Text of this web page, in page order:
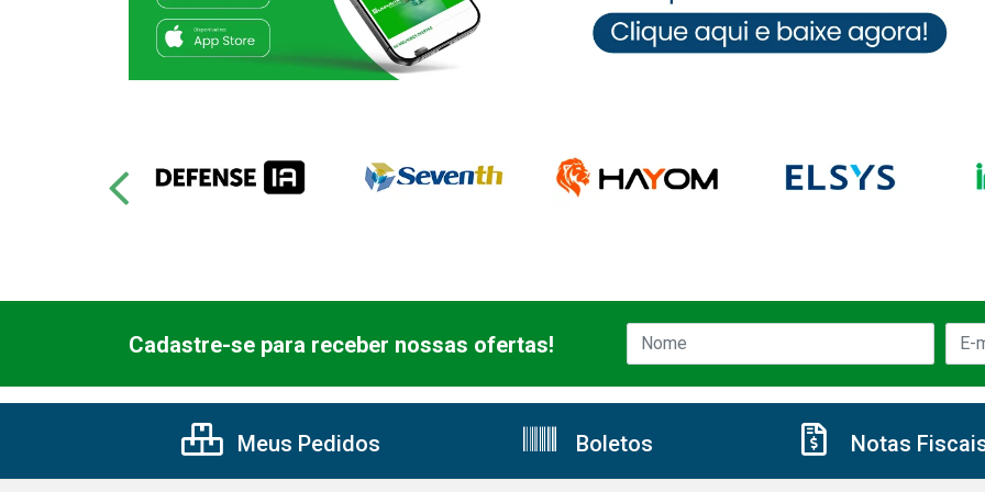
Cadastre-se para receber nossas ofertas!
Meus Pedidos Boletos Notas